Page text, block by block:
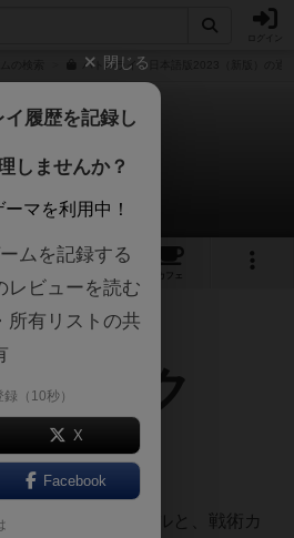
バトルライン日本語版2023（新版）の通
ルライン
さんの戦略やコツ
105
カフェ
9年以上前
ピック
/後証明の選択ルールと、戦術カ
閉じる
履歴を記録し
しませんか？
マを利用中！
ムを記録する
レビューを読む
所有リストの共
（10秒）
X
Facebook